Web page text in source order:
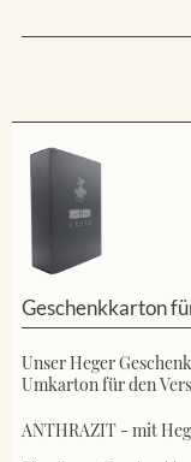
Geschenkkarton
Unser Heger
Umkarton für den
ANTHRAZIT - mit